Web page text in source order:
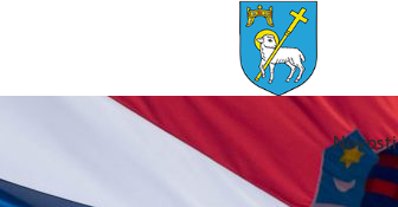
Novosti